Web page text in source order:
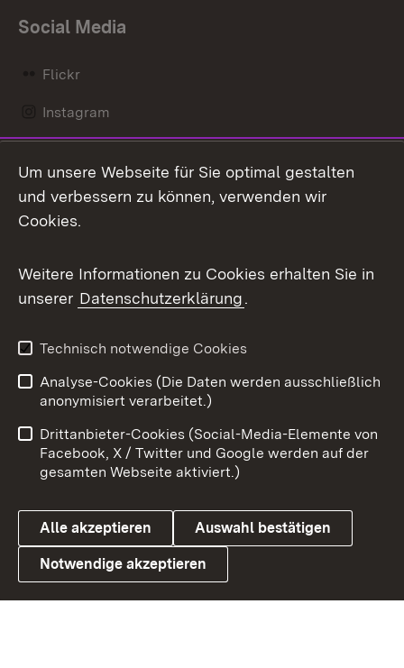
Social Media
Flickr
Instagram
Mastodon
Messenger
Social Wall
X / Twitter
Youtube
Link zum Landesportal
Benutzungshinweise
Barrierefreiheit
Datenschutz
Cookies
Um unsere Webseite für Sie optimal gestalten
und verbessern zu können, verwenden wir
Cookies.
Weitere Informationen zu Cookies erhalten Sie in
unserer Datenschutzerklärung.
Technisch notwendige Cookies
Analyse-Cookies (Die Daten werden ausschließlich
anonymisiert verarbeitet.)
Drittanbieter-Cookies (Social-Media-Elemente von
Facebook, X / Twitter und Google werden auf der
gesamten Webseite aktiviert.)
Alle akzeptieren Auswahl bestätigen
Notwendige akzeptieren